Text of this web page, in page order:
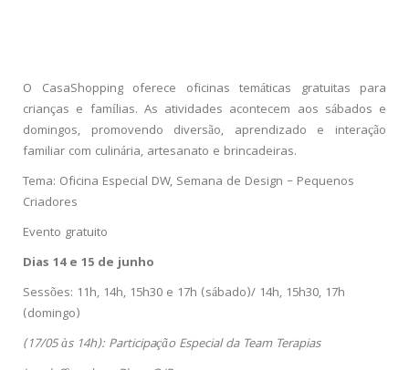
O CasaShopping oferece oficinas temáticas gratuitas para
crianças e famílias. As atividades acontecem aos sábados e
domingos, promovendo diversão, aprendizado e interação
familiar com culinária, artesanato e brincadeiras.
Tema: Oficina Especial DW, Semana de Design – Pequenos
Criadores
Evento gratuito
Dias 14 e 15 de junho
Sessões: 11h, 14h, 15h30 e 17h (sábado)/ 14h, 15h30, 17h
(domingo)
(17/05 às 14h): Participação Especial da Team Terapias